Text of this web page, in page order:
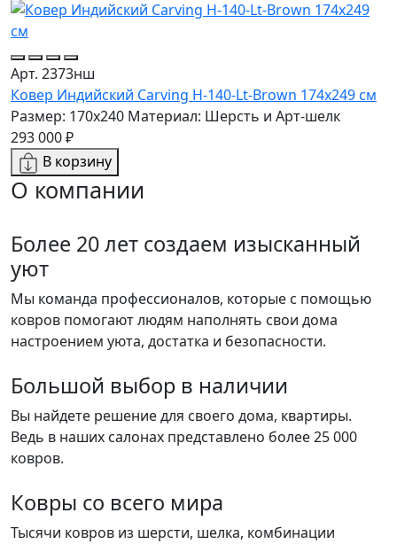
Арт. 2373нш
Ковер Индийский Carving H-140-Lt-Brown 174x249 см
Размер: 170x240 Материал: Шерсть и Арт-шелк
293 000 ₽
В корзину
О компании
Более 20 лет создаем изысканный
уют
Мы команда профессионалов, которые с помощью
ковров помогают людям наполнять свои дома
настроением уюта, достатка и безопасности.
Большой выбор в наличии
Вы найдете решение для своего дома, квартиры.
Ведь в наших салонах представлено более 25 000
ковров.
Ковры со всего мира
Тысячи ковров из шерсти, шелка, комбинации